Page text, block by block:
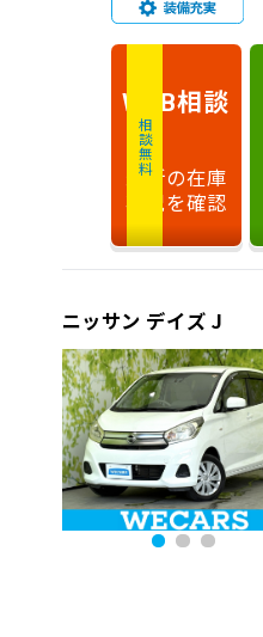
相談無料
WEB相談
最新の在庫
状況を確認
ニッサン デイズ J